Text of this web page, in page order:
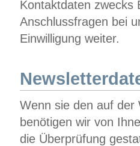
Kontaktdaten zwecks
Anschlussfragen bei
Einwilligung weiter.
Wenn sie den auf der
benötigen wir von
die Überprüfung